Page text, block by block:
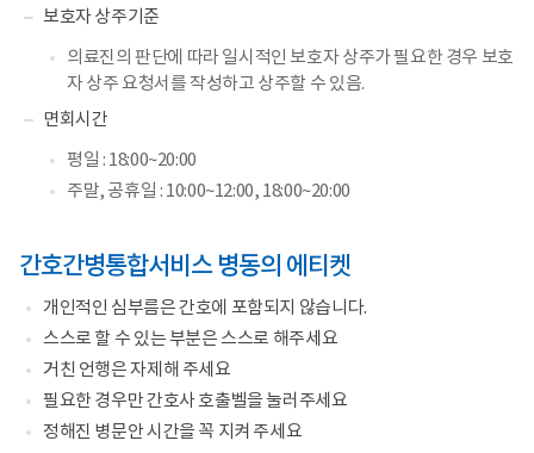
보호자 상주기준
의료진의 판단에 따라 일시적인 보호자 상주가 필요한 경우 보호
자 상주 요청서를 작성하고 상주할 수 있음.
면회시간
평일 : 18:00~20:00
주말, 공휴일 : 10:00~12:00, 18:00~20:00
간호간병통합서비스 병동의 에티켓
개인적인 심부름은 간호에 포함되지 않습니다.
스스로 할 수 있는 부분은 스스로 해주세요
거친 언행은 자제해 주세요
필요한 경우만 간호사 호출벨을 눌러주세요
정해진 병문안 시간을 꼭 지켜 주세요